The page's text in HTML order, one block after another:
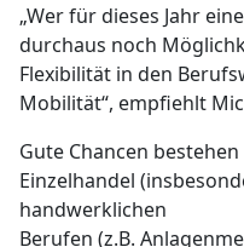
„Wer für dieses Jahr
durchaus noch
Flexibilität in den
Mobilität“, empfiehlt
Gute Chancen
Einzelhandel
handwerklichen
Berufen (z.B.